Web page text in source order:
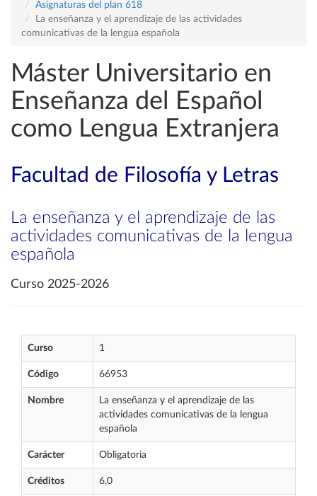
Asignaturas del plan 618
La enseñanza y el aprendizaje de las actividades
comunicativas de la lengua española
Máster Universitario en
Enseñanza del Español
como Lengua Extranjera
Facultad de Filosofía y Letras
La enseñanza y el aprendizaje de las
actividades comunicativas de la lengua
española
Curso 2025-2026
Curso 1
Código 66953
Nombre
La enseñanza y el aprendizaje de las
actividades comunicativas de la lengua
española
Carácter Obligatoria
Créditos 6,0